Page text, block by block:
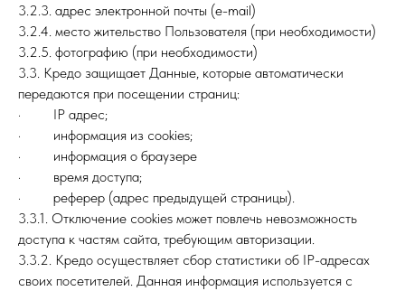
3.2.3. адрес электронной почты (e-mail)
3.2.4. место жительство Пользователя (при необходимости)
3.2.5. фотографию (при необходимости)
3.3. Кредо защищает Данные, которые автоматически
передаются при посещении страниц:
· IP адрес;
· информация из cookies;
· информация о браузере
· время доступа;
· реферер (адрес предыдущей страницы).
3.3.1. Отключение cookies может повлечь невозможность
доступа к частям сайта, требующим авторизации.
3.3.2. Кредо осуществляет сбор статистики об IP-адресах
своих посетителей. Данная информация используется с